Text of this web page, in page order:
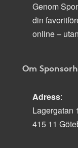
Genom
din
online –
Om
Adress:
Lagergatan
415 11